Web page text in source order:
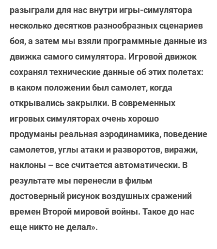
разыграли для нас внутри игры-симулятора
несколько десятков разнообразных сценариев
боя, а затем мы взяли программные данные из
движка самого симулятора. Игровой движок
сохранял технические данные об этих полетах:
в каком положении был самолет, когда
открывались закрылки. В современных
игровых симуляторах очень хорошо
продуманы реальная аэродинамика, поведение
самолетов, углы атаки и разворотов, виражи,
наклоны – все считается автоматически. В
результате мы перенесли в фильм
достоверный рисунок воздушных сражений
времен Второй мировой войны. Такое до нас
еще никто не делал».